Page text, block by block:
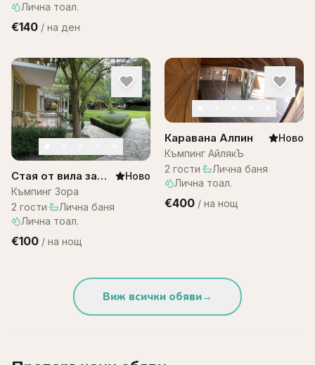
Лична тоал.
€140 / на ден
Стая от вила за
двама – къмпинг
Зора
Ново
Къмпинг Зора
2 гости· Лична баня·
Лична тоал.
€100 / на нощ
Каравана Алпин
Ново
Къмпинг АйлякЪ
2 гости· Лична баня·
Лична тоал.
€400 / на нощ
Виж всички обяви→